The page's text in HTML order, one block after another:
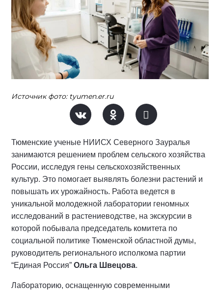
Источник фото: tyumen.er.ru
Тюменские ученые НИИСХ Северного Зауралья
занимаются решением проблем сельского хозяйства
России, исследуя гены сельскохозяйственных
культур. Это помогает выявлять болезни растений и
повышать их урожайность. Работа ведется в
уникальной молодежной лаборатории геномных
исследований в растениеводстве, на экскурсии в
которой побывала председатель комитета по
социальной политике Тюменской областной думы,
руководитель регионального исполкома партии
“Единая Россия” Ольга Швецова.
Лабораторию, оснащенную современными